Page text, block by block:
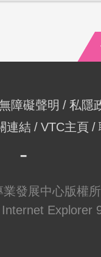
障礙聲明
私隱
連結 VTC主頁
業發展中心版權
Explorer